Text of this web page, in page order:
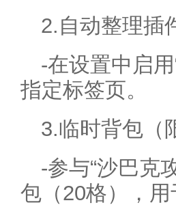
2.自动整理插
-在设置中启
指定标签页。
3.临时背包（
-参与“沙巴克
包（20格），